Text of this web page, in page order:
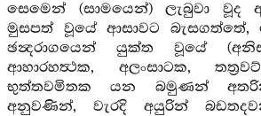
සෙමෙන් (සාමයෙන්) ලැබුවා වූද
මුසපත් වූයේ ආසාවට
ඡන්‍දරාගයෙන් යුක්ත වූයේ
ආහාරහත්‍ථක, අලංසාටක,
භුත්තවමිතක යන බමුණන්
අනුවණින්, වැරදි අයුරින්